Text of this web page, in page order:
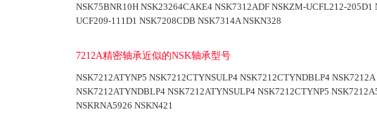
NSK75BNR10H NSK23264CAKE4 NSK7312ADF NSKZM-UCFL212-
UCF209-111D1 NSK7208CDB NSK7314A NSKN328
7212A精密轴承近似的NSK轴承型号
NSK7212ATYNP5 NSK7212CTYNSULP4 NSK7212CTYNDBLP4 NSK7212A
NSK7212ATYNDBLP4 NSK7212ATYNSULP4 NSK7212CTYNP5
NSKRNA5926 NSKN421